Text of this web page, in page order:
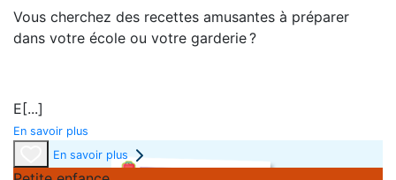
Vous cherchez des recettes amusantes à préparer
dans votre école ou votre garderie ?
E[...]
En savoir plus
En savoir plus